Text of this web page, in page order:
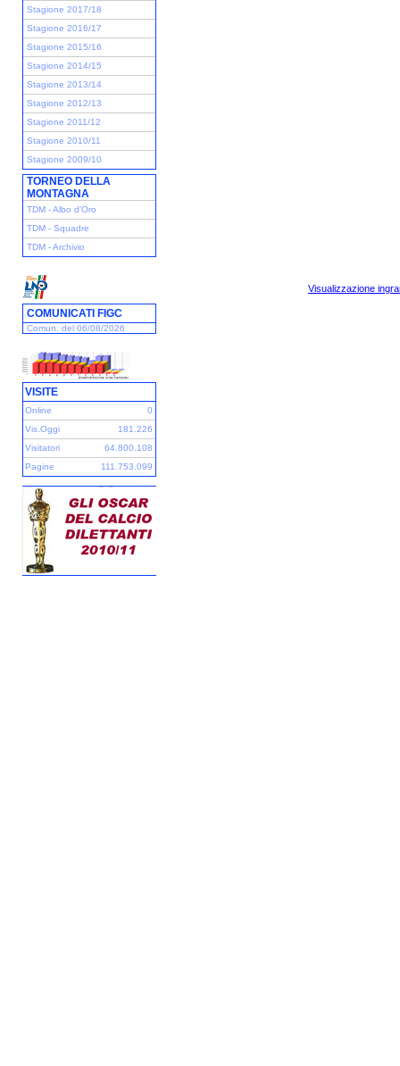
Stagione 2017/18
Stagione 2016/17
Stagione 2015/16
Stagione 2014/15
Stagione 2013/14
Stagione 2012/13
Stagione 2011/12
Stagione 2010/11
Stagione 2009/10
TORNEO DELLA
MONTAGNA
TDM - Albo d'Oro
TDM - Squadre
TDM - Archivio
COMUNICATI FIGC
Comun. del 06/08/2026
VISITE
Online
0
Vis.Oggi
181.226
Visitatori
64.800.108
Pagine
111.753.099
Visualizzazione